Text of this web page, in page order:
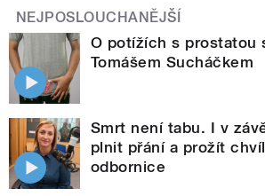
NEJPOSLOUCHANĚJŠÍ
O potížích s prostatou
Tomášem Sucháčkem
Smrt není tabu. I v
plnit přání a prožít
odbornice